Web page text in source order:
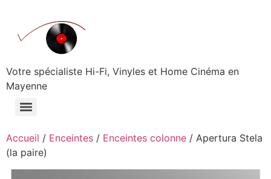
contenu
Votre spécialiste Hi-Fi, Vinyles et Home Cinéma en
Mayenne
Accueil / Enceintes / Enceintes colonne / Apertura Stela
(la paire)